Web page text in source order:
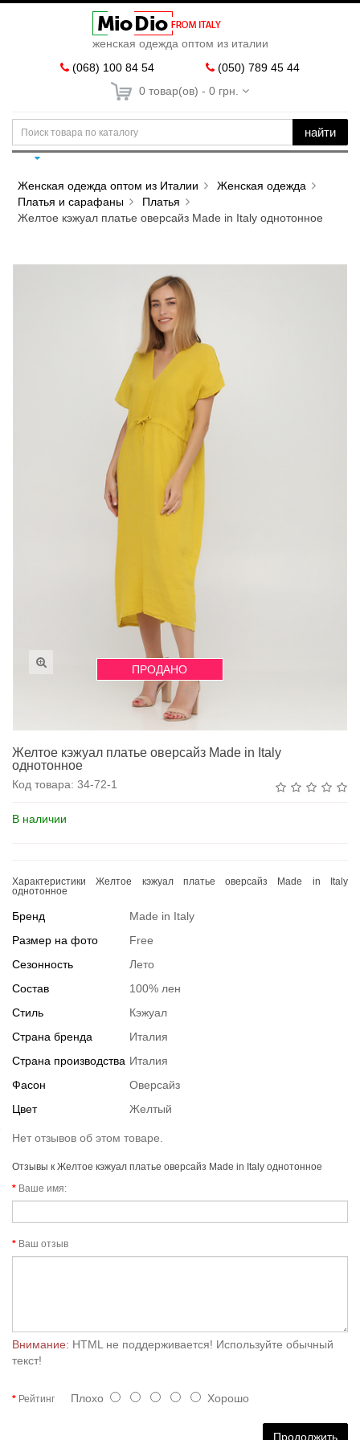
женская одежда оптом из италии
(068) 100 84 54
(050) 789 45 44
0 товар(ов) - 0 грн.
найти
Женская одежда оптом из Италии
Женская одежда
Платья и сарафаны
Платья
Желтое кэжуал платье оверсайз Made in Italy однотонное
ПРОДАНО
Желтое кэжуал платье оверсайз Made in Italy
однотонное
Код товара: 34-72-1
В наличии
Характеристики Желтое кэжуал платье оверсайз Made in Italy
однотонное
Бренд
Made in Italy
Размер на фото
Free
Сезонность
Лето
Состав
100% лен
Стиль
Кэжуал
Страна бренда
Италия
Страна производства Италия
Фасон
Оверсайз
Цвет
Желтый
Нет отзывов об этом товаре.
Отзывы к Желтое кэжуал платье оверсайз Made in Italy однотонное
Ваше имя:
Ваш отзыв
Внимание: HTML не поддерживается! Используйте обычный
текст!
Рейтинг Плохо Хорошо
Продолжить